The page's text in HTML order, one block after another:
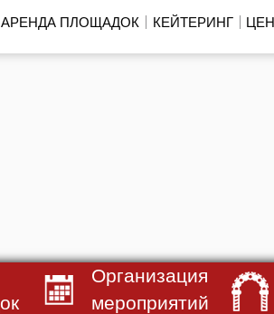
АРЕНДА ПЛОЩАДОК КЕЙТЕРИНГ
Организация
мероприятий